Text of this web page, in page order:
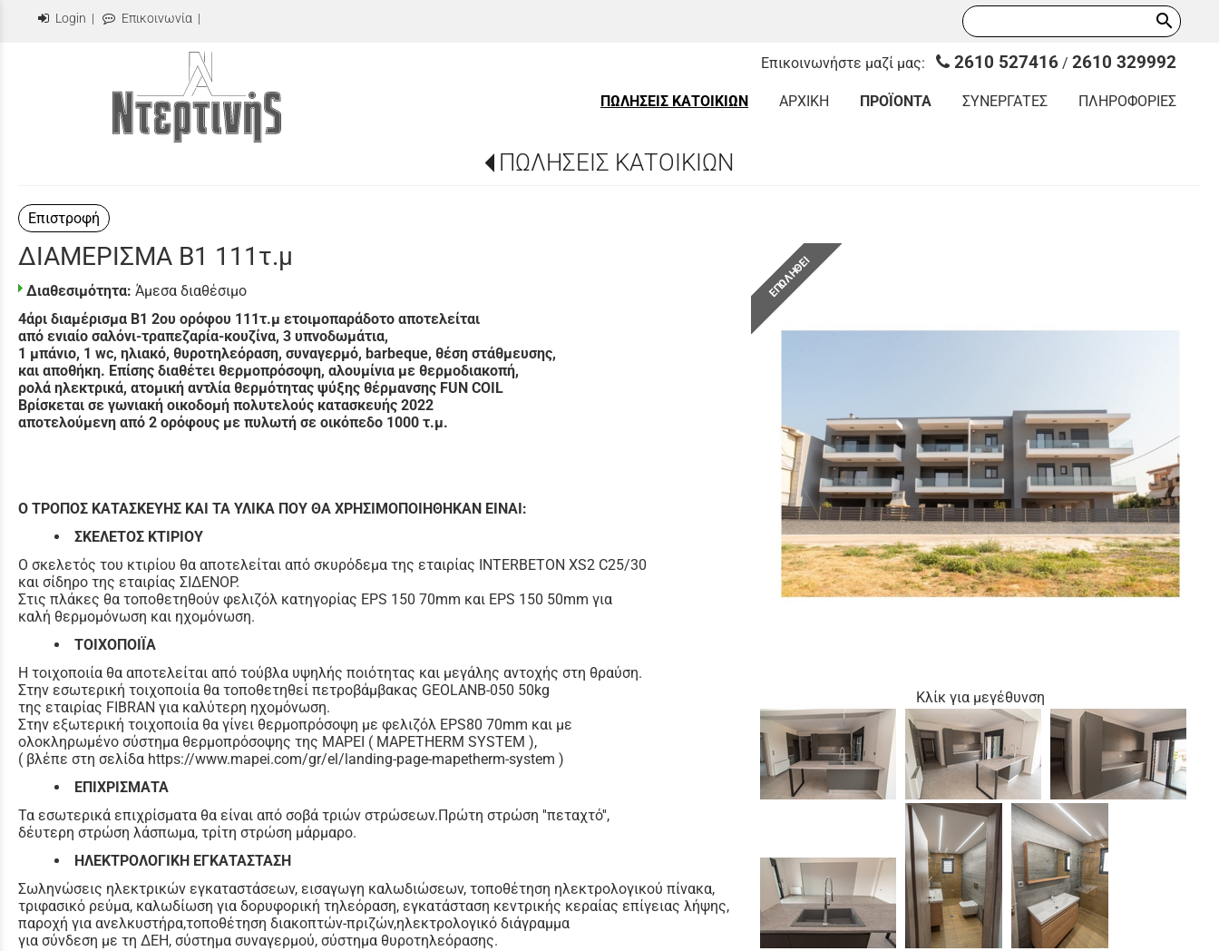
Login | Επικοινωνία | search
Επικοινωνήστε μαζί μας: 2610 527416 / 2610 329992
ΠΩΛΗΣΕΙΣ ΚΑΤΟΙΚΙΩΝ ΑΡΧΙΚΗ ΠΡΟΪΟΝΤΑ ΣΥΝΕΡΓΑΤΕΣ ΠΛΗΡΟΦΟΡΙΕΣ
ΠΩΛΗΣΕΙΣ ΚΑΤΟΙΚΙΩΝ
Επιστροφή
Κλίκ για μεγέθυνση
ΕΠΩΛΗΘΕΙ
ΔΙΑΜΕΡΙΣΜΑ Β1 111τ.μ
Διαθεσιμότητα: Άμεσα διαθέσιμο
4άρι διαμέρισμα Β1 2ου ορόφου 111τ.μ ετοιμοπαράδοτο αποτελείται
από ενιαίο σαλόνι-τραπεζαρία-κουζίνα, 3 υπνοδωμάτια,
1 μπάνιο, 1 wc, ηλιακό, θυροτηλεόραση, συναγερμό, barbeque, θέση στάθμευσης,
και αποθήκη. Επίσης διαθέτει θερμοπρόσοψη, αλουμίνια με θερμοδιακοπή,
ρολά ηλεκτρικά, ατομική αντλία θερμότητας ψύξης θέρμανσης FUN COIL
Βρίσκεται σε γωνιακή οικοδομή πολυτελούς κατασκευής 2022
αποτελούμενη από 2 ορόφους με πυλωτή σε οικόπεδο 1000 τ.μ.
Ο ΤΡΟΠΟΣ ΚΑΤΑΣΚΕΥΗΣ ΚΑΙ ΤΑ ΥΛΙΚΑ ΠΟΥ ΘΑ ΧΡΗΣΙΜΟΠΟΙΗΘΗΚΑΝ ΕΙΝΑΙ:
ΣΚΕΛΕΤΟΣ ΚΤΙΡΙΟΥ
Ο σκελετός του κτιρίου θα αποτελείται από σκυρόδεμα της εταιρίας INTERBETON XS2 C25/30
και σίδηρο της εταιρίας ΣΙΔΕΝΟΡ.
Στις πλάκες θα τοποθετηθούν φελιζόλ κατηγορίας EPS 150 70mm και EPS 150 50mm για
καλή θερμομόνωση και ηχομόνωση.
ΤΟΙΧΟΠΟΙΪΑ
Η τοιχοποιία θα αποτελείται από τούβλα υψηλής ποιότητας και μεγάλης αντοχής στη θραύση.
Στην εσωτερική τοιχοποιία θα τοποθετηθεί πετροβάμβακας GEOLANB-050 50kg
της εταιρίας FIBRAN για καλύτερη ηχομόνωση.
Στην εξωτερική τοιχοποιία θα γίνει θερμοπρόσοψη με φελιζόλ EPS80 70mm και με
ολοκληρωμένο σύστημα θερμοπρόσοψης της MAPEI ( MAPETHERM SYSTEM ),
( βλέπε στη σελίδα https://www.mapei.com/gr/el/landing-page-mapetherm-system )
ΕΠΙΧΡΙΣΜΑΤΑ
Τα εσωτερικά επιχρίσματα θα είναι από σοβά τριών στρώσεων.Πρώτη στρώση ''πεταχτό'',
δέυτερη στρώση λάσπωμα, τρίτη στρώση μάρμαρο.
ΗΛΕΚΤΡΟΛΟΓΙΚΗ ΕΓΚΑΤΑΣΤΑΣΗ
Σωληνώσεις ηλεκτρικών εγκαταστάσεων, εισαγωγη καλωδιώσεων, τοποθέτηση ηλεκτρολογικού πίνακα,
τριφασικό ρεύμα, καλωδίωση για δορυφορική τηλεόραση, εγκατάσταση κεντρικής κεραίας επίγειας λήψης,
παροχή για ανελκυστήρα,τοποθέτηση διακοπτών-πριζών,ηλεκτρολογικό διάγραμμα
για σύνδεση με τη ΔΕΗ, σύστημα συναγερμού, σύστημα θυροτηλεόρασης.